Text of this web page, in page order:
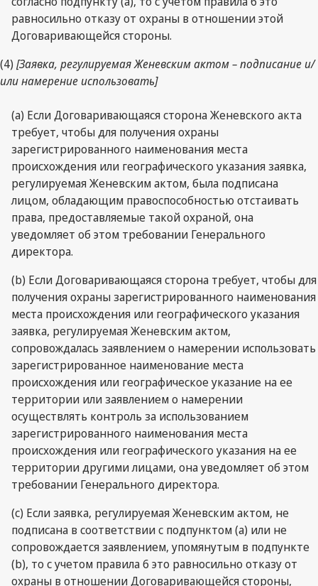
равносильно отказу от охраны в отношении этой
Договаривающейся стороны.
(4) [Заявка, регулируемая Женевским актом – подписание и/
или намерение использовать]
(a) Если Договаривающаяся сторона Женевского акта
требует, чтобы для получения охраны
зарегистрированного наименования места
происхождения или географического указания заявка,
регулируемая Женевским актом, была подписана
лицом, обладающим правоспособностью отстаивать
права, предоставляемые такой охраной, она
уведомляет об этом требовании Генерального
директора.
(b) Если Договаривающаяся сторона требует, чтобы для
получения охраны зарегистрированного наименования
места происхождения или географического указания
заявка, регулируемая Женевским актом,
сопровождалась заявлением о намерении использовать
зарегистрированное наименование места
происхождения или географическое указание на ее
территории или заявлением о намерении
осуществлять контроль за использованием
зарегистрированного наименования места
происхождения или географического указания на ее
территории другими лицами, она уведомляет об этом
требовании Генерального директора.
(c) Если заявка, регулируемая Женевским актом, не
подписана в соответствии с подпунктом (а) или не
сопровождается заявлением, упомянутым в подпункте
(b), то с учетом правила 6 это равносильно отказу от
охраны в отношении Договаривающейся стороны,